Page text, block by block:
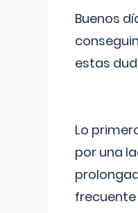
Buenos
estas
Lo
por una
frecuente